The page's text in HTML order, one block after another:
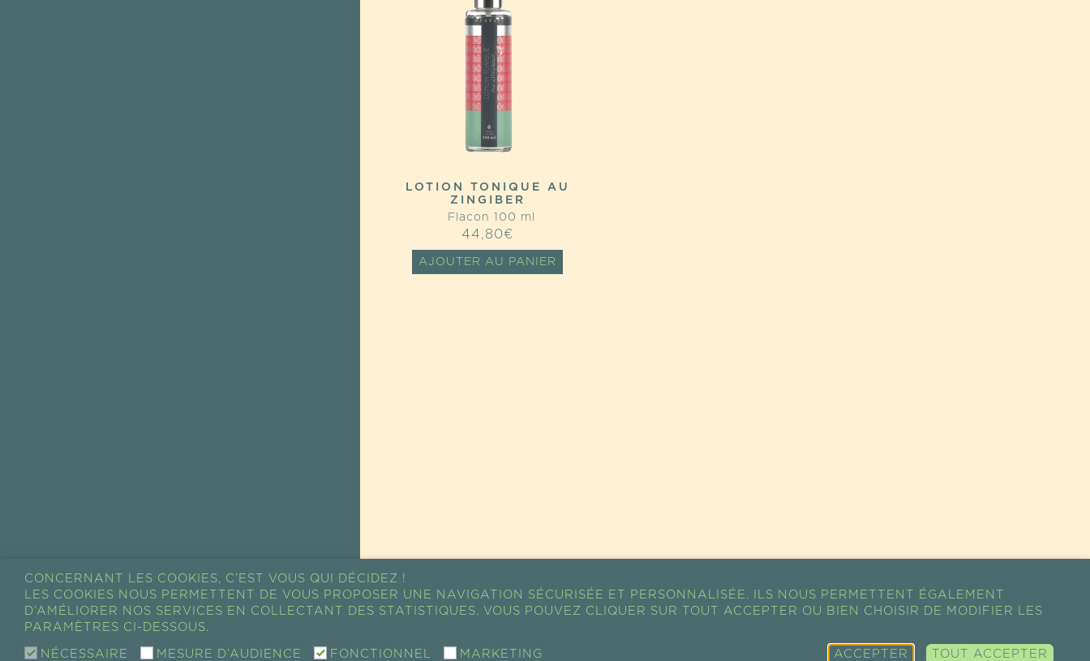
LOTION TONIQUE AU
ZINGIBER
Flacon 100 ml
44,80€
AJOUTER AU PANIER
CONCERNANT LES COOKIES, C’EST VOUS QUI DÉCIDEZ !
LES COOKIES NOUS PERMETTENT DE VOUS PROPOSER UNE NAVIGATION SÉCURISÉE ET PERSONNALISÉE. ILS NOUS PERMETTENT ÉGALEMENT
D’AMÉLIORER NOS SERVICES EN COLLECTANT DES STATISTIQUES. VOUS POUVEZ CLIQUER SUR TOUT ACCEPTER OU BIEN CHOISIR DE MODIFIER LES
PARAMÈTRES CI-DESSOUS.
NÉCESSAIRE MESURE D’AUDIENCE FONCTIONNEL MARKETING ACCEPTER TOUT ACCEPTER